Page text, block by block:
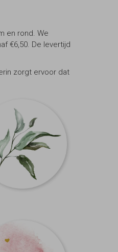
en rond. We
€6,50. De levertijd
zorgt ervoor dat